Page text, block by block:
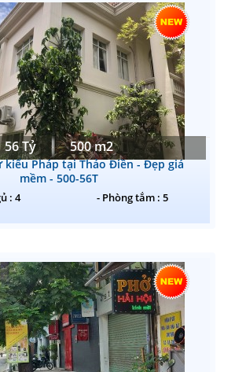
56 Tỷ 500 m2
kiểu Pháp tại Thảo Điền - Đẹp giá
mềm - 500-56T
: 4 - Phòng tắm : 5